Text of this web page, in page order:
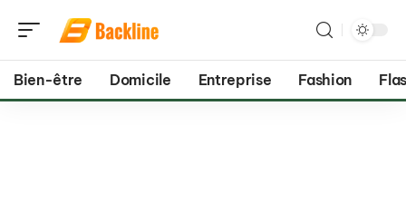
Bien-être Domicile Entreprise Fashion